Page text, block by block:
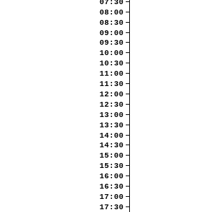
07:30
08:00
08:30
09:00
09:30
10:00
10:30
11:00
11:30
12:00
12:30
13:00
13:30
14:00
14:30
15:00
15:30
16:00
16:30
17:00
17:30